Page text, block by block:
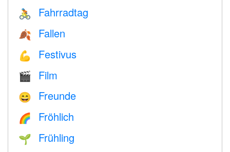
🚴 Fahrradtag
🍂 Fallen
💪 Festivus
🎬 Film
😄 Freunde
🌈 Fröhlich
🌱
Frühling